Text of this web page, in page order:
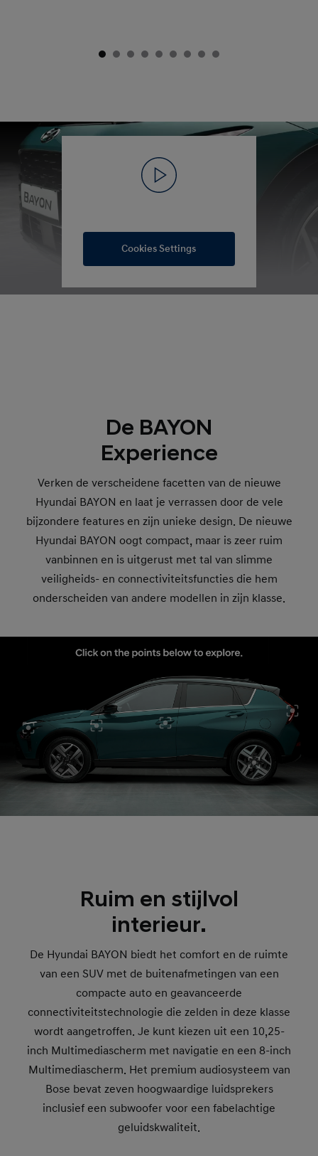
Cookies Settings
De BAYON
Experience
Verken de verscheidene facetten van de nieuwe
Hyundai BAYON en laat je verrassen door de vele
bijzondere features en zijn unieke design. De nieuwe
Hyundai BAYON oogt compact, maar is zeer ruim
vanbinnen en is uitgerust met tal van slimme
veiligheids- en connectiviteitsfuncties die hem
onderscheiden van andere modellen in zijn klasse.
Ruim en stijlvol
interieur.
De Hyundai BAYON biedt het comfort en de ruimte
van een SUV met de buitenafmetingen van een
compacte auto en geavanceerde
connectiviteitstechnologie die zelden in deze klasse
wordt aangetroffen. Je kunt kiezen uit een 10,25-
inch Multimediascherm met navigatie en een 8-inch
Multimediascherm. Het premium audiosysteem van
Bose bevat zeven hoogwaardige luidsprekers
inclusief een subwoofer voor een fabelachtige
geluidskwaliteit.